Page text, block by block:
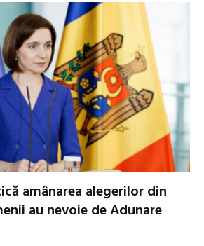
amânarea alegerilor din
au nevoie de Adunare